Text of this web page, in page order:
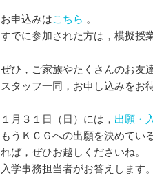
お申込みはこちら 。
すでに参加された方は，模擬授
ぜひ，ご家族やたくさんのお友
スタッフ一同，お申し込みをお
１月３１日（日）には， 出願・
もうＫＣＧへの出願を決めてい
れば，ぜひお越しくださいね。
入学事務担当者がお答えします。